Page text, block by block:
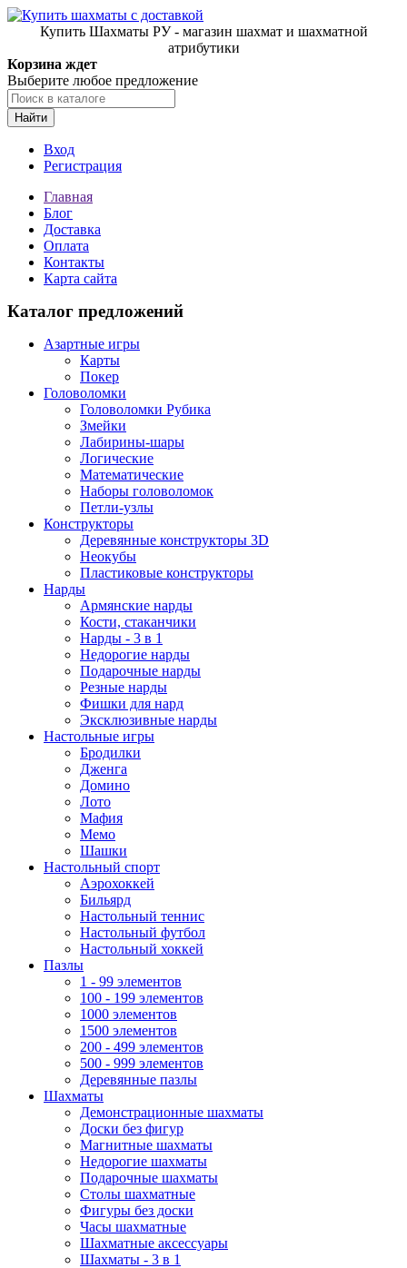
Купить Шахматы РУ - магазин шахмат и шахматной
атрибутики
Корзина ждет
Выберите любое предложение
Найти
Вход
Регистрация
Главная
Блог
Доставка
Оплата
Контакты
Карта сайта
Каталог предложений
Азартные игры
Карты
Покер
Головоломки
Головоломки Рубика
Змейки
Лабирины-шары
Логические
Математические
Наборы головоломок
Петли-узлы
Конструкторы
Деревянные конструкторы 3D
Неокубы
Пластиковые конструкторы
Нарды
Армянские нарды
Кости, стаканчики
Нарды - 3 в 1
Недорогие нарды
Подарочные нарды
Резные нарды
Фишки для нард
Эксклюзивные нарды
Настольные игры
Бродилки
Дженга
Домино
Лото
Мафия
Мемо
Шашки
Настольный спорт
Аэрохоккей
Бильярд
Настольный теннис
Настольный футбол
Настольный хоккей
Пазлы
1 - 99 элементов
100 - 199 элементов
1000 элементов
1500 элементов
200 - 499 элементов
500 - 999 элементов
Деревянные пазлы
Шахматы
Демонстрационные шахматы
Доски без фигур
Магнитные шахматы
Недорогие шахматы
Подарочные шахматы
Столы шахматные
Фигуры без доски
Часы шахматные
Шахматные аксессуары
Шахматы - 3 в 1